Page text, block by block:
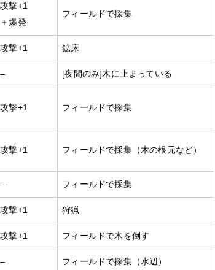
攻撃+1
＋爆発
フィールドで採集
攻撃+1 鉱床
– [夜間のみ]木に止まっている
攻撃+1 フィールドで採集
攻撃+1 フィールドで採集（木の根元など）
– フィールドで採集
攻撃+1 狩猟
攻撃+1 フィールドで木を倒す
– フィールドで採集（水辺）